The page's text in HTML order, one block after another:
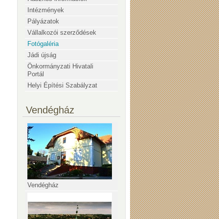
Intézmények
Pályázatok
Vállalkozói szerződések
Fotógaléria
Jádi újság
Önkormányzati Hivatali
Portál
Helyi Építési Szabályzat
Vendégház
Vendégház